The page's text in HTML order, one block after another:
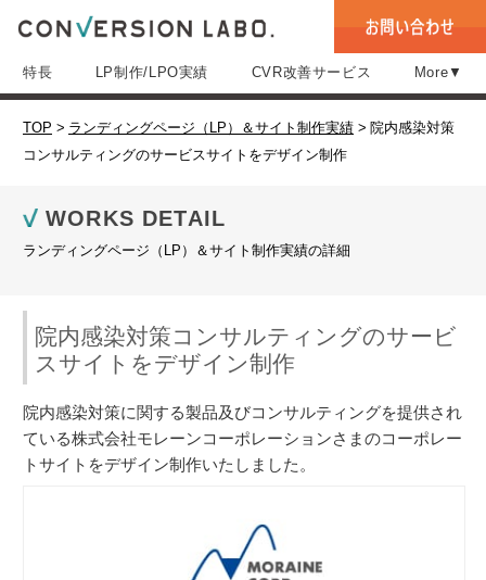
特長 LP制作/LPO実績 CVR改善サービス More▼
TOP > ランディングページ（LP）＆サイト制作実績 > 院内感染対策
コンサルティングのサービスサイトをデザイン制作
WORKS DETAIL
ランディングページ（LP）＆サイト制作実績の詳細
院内感染対策コンサルティングのサービ
スサイトをデザイン制作
院内感染対策に関する製品及びコンサルティングを提供され
ている株式会社モレーンコーポレーションさまのコーポレー
トサイトをデザイン制作いたしました。